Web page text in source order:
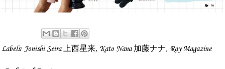
Labels: Jonishi Seira 上西星来, Kato Nana 加藤ナナ, Ray Magazine